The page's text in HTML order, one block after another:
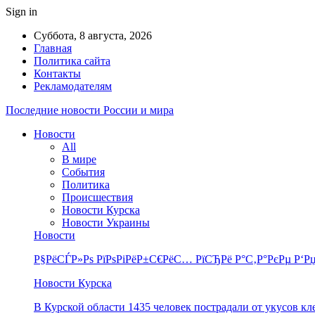
Sign in
Суббота, 8 августа, 2026
Главная
Политика сайта
Контакты
Рекламодателям
Последние новости России и мира
Новости
All
В мире
События
Политика
Происшествия
Новости Курска
Новости Украины
Новости
Р§РёСЃР»Рѕ РїРѕРіРёР±С€РёС… РїСЂРё Р°С‚Р°РєРµ
Новости Курска
В Курской области 1435 человек пострадали от укусов